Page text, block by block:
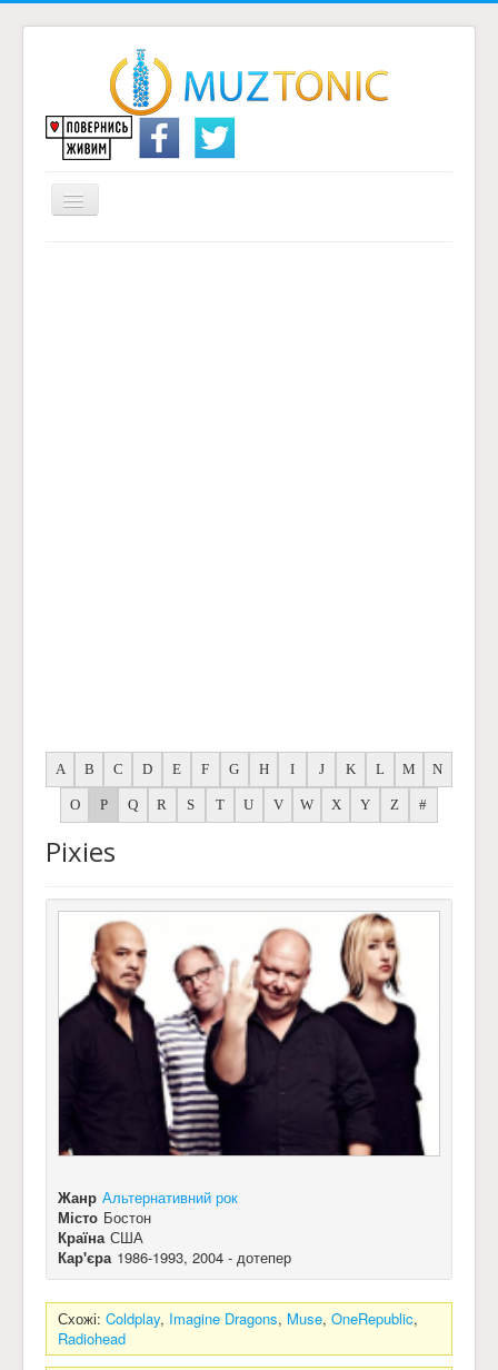
Перемикач
навігації
A B C D E F G H I J K L M N
O P Q R S T U V W X Y Z #
Pixies
Жанр Альтернативний рок
Місто Бостон
Країна США
Кар'єра 1986-1993, 2004 - дотепер
Схожі: Coldplay, Imagine Dragons, Muse, OneRepublic,
Radiohead